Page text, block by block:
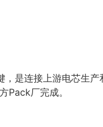
是连接上游电芯生产
Pack厂完成。